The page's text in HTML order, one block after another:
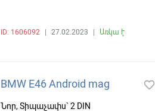
ID: 1606092 27.02.2023 Առկա է
BMW E46 Android mag
Նոր, Տիպաչափս` 2 DIN
favorite_border